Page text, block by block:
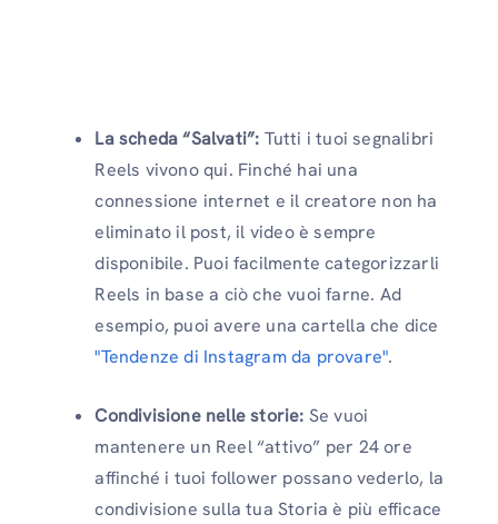
La scheda “Salvati”: Tutti i tuoi segnalibri
Reels vivono qui. Finché hai una
connessione internet e il creatore non ha
eliminato il post, il video è sempre
disponibile. Puoi facilmente categorizzarli
Reels in base a ciò che vuoi farne. Ad
esempio, puoi avere una cartella che dice
"Tendenze di Instagram da provare".
Condivisione nelle storie: Se vuoi
mantenere un Reel “attivo” per 24 ore
affinché i tuoi follower possano vederlo, la
condivisione sulla tua Storia è più efficace